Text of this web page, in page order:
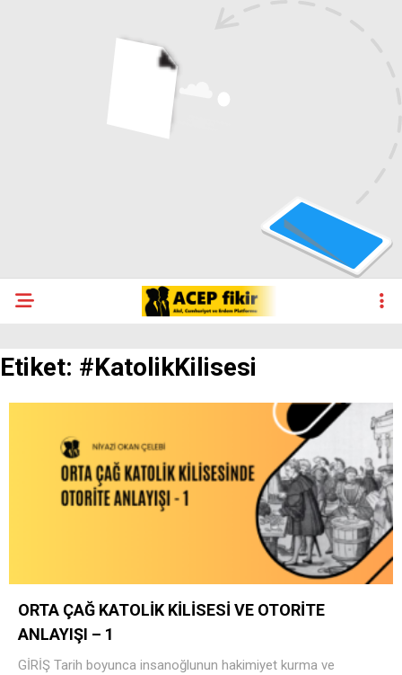
Etiket: #KatolikKilisesi
ORTA ÇAĞ KATOLİK KİLİSESİ VE OTORİTE
ANLAYIŞI – 1
GİRİŞ Tarih boyunca insanoğlunun hakimiyet kurma ve